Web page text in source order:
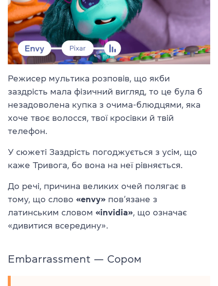
Режисер мультика розповів, що якби
заздрість мала фізичний вигляд, то це була б
незадоволена купка з очима-блюдцями, яка
хоче твоє волосся, твої кросівки й твій
телефон.
У сюжеті Заздрість погоджується з усім, що
каже Тривога, бо вона на неї рівняється.
До речі, причина великих очей полягає в
тому, що слово «envy» пов’язане з
латинським словом «invidia», що означає
«дивитися всередину».
Embarrassment — Сором